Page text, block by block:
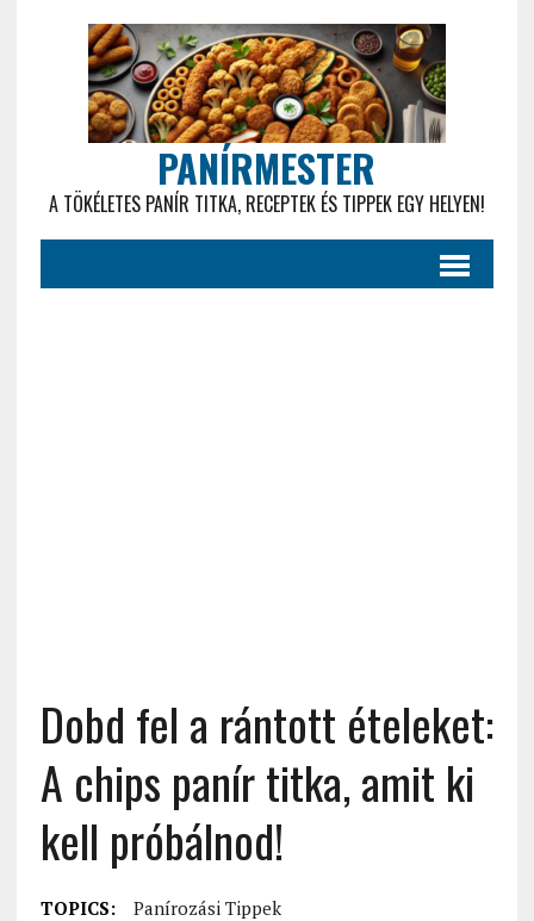
PANÍRMESTER
A TÖKÉLETES PANÍR TITKA, RECEPTEK ÉS TIPPEK EGY HELYEN!
Dobd fel a rántott ételeket:
A chips panír titka, amit ki
kell próbálnod!
TOPICS: Panírozási Tippek